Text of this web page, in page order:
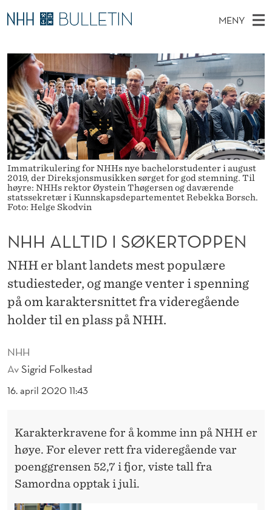
N
H
H
A
L
L
T
D
S
Ø
K
E
R
T
O
P
MENY
O
V
E
D
M
E
N
Y
Ø
N
E
T
T
S
T
E
D
E
T
Stipendiater og nye forskerprofiler
Disputaser
Ekspertutvalg
Om Bulletin
Immatrikulering for NHHs nye bachelorstudenter i august
2019, der Direksjonsmusikken sørget for god stemning. Til
høyre: NHHs rektor Øystein Thøgersen og daværende
statssekretær i Kunnskapsdepartementet Rebekka Borsch.
Foto: Helge Skodvin
NHH
AvSigrid Folkestad
16. april 2020 11:43
NHH ALLTID I SØKERTOPPEN
NHH er blant landets mest populære
studiesteder, og mange venter i spenning
på om karaktersnittet fra videregående
holder til en plass på NHH.
Karakterkravene for å komme inn på NHH er
høye. For elever rett fra videregående var
poenggrensen 52,7 i fjor, viste tall fra
Samordna opptak i juli.